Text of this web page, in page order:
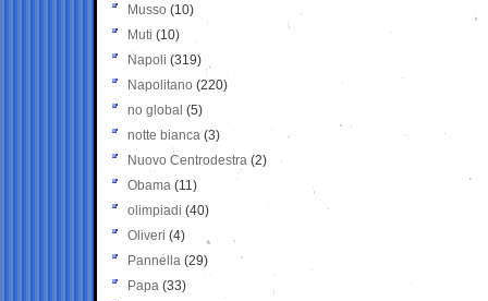
Musso (10)
Muti (10)
Napoli (319)
Napolitano (220)
no global (5)
notte bianca (3)
Nuovo Centrodestra (2)
Obama (11)
olimpiadi (40)
Oliveri (4)
Pannella (29)
Papa (33)